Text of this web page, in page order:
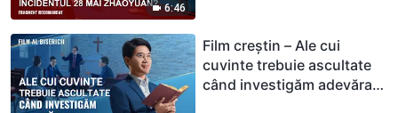
6:46
Film creștin – Ale cui
cuvinte trebuie ascultate
când investigăm adevărata